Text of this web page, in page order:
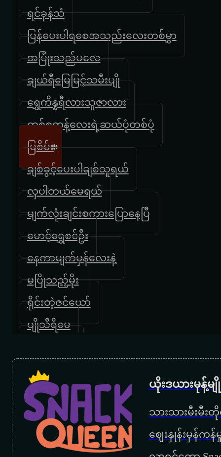
ရင်ခုန်သံ
ပြန်ပေးပါရစေအသည်းလေးတစ်မွှာ
အပြုံးသည်မလေ
ချယ်ရီမြေမြင့်သမီးပျို
ရွှေကိန္နရီလားသူဇာလား
တစ်စက္ကန့်လေးရဲ့ဆယ်ပုံတစ်ပုံ
မြစိမ်း
ချစ်ခွင့်ပေးပါချစ်သူရယ်
လှပါတယ်မေရယ်
မျက်လုံးချင်းစကားပြောနေပြီ
မောင့်ရွှေစင်ဦး
နေကာမျက်မှန်လေးနဲ့
မပြိုသည့်မိုး
ရိုင်းတဲ့ဇင်ယော်
ပျိုသီရိမေ
စိတ်
ပြုံးတဲ့မေ
ရွှေသုန္ဒရီ
စိမ်းလဲ့ကန်သာ
ယိုးဒယားမုန့်
သားသားမီးမီး
ဈေးနှုန်းမှန်က